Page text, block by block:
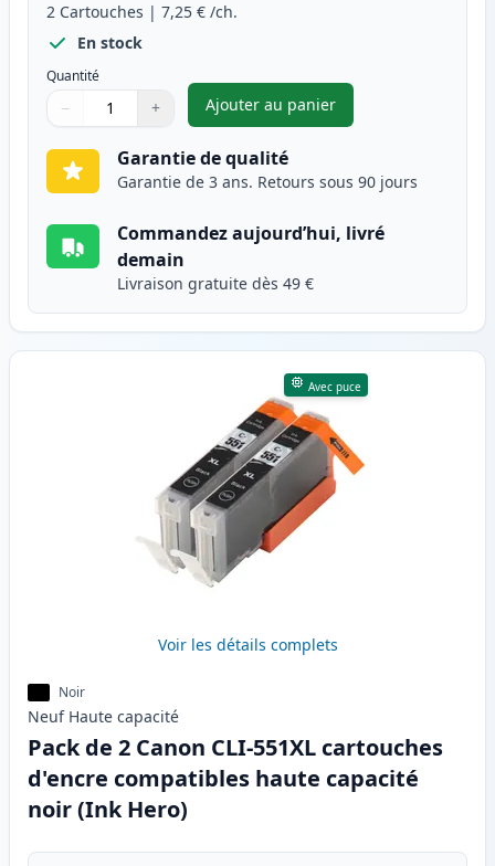
2 Cartouches | 7,25 € /ch.
En stock
Quantité
Quantité
Utilisez les boutons pour ajuster
− +
Quantité
Ajouter au panier
,Pack de 2 Canon PGI-
Garantie de qualité
Garantie de 3 ans. Retours sous 90 jours
Commandez aujourd’hui, livré
demain
Livraison gratuite dès 49 €
Avec puce
Voir les détails complets
Noir
Neuf Haute capacité
Pack de 2 Canon CLI-551XL cartouches
d'encre compatibles haute capacité
noir (Ink Hero)